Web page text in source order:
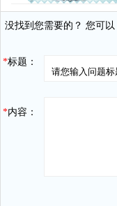
没找到您需要的？ 您可以
*标题：
*内容：